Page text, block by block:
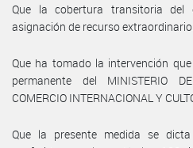
Que la cobertura transitoria del
asignación de recurso extraordinario.
Que ha tomado la intervención
permanente del MINISTERIO DE
COMERCIO INTERNACIONAL Y
Que la presente medida se